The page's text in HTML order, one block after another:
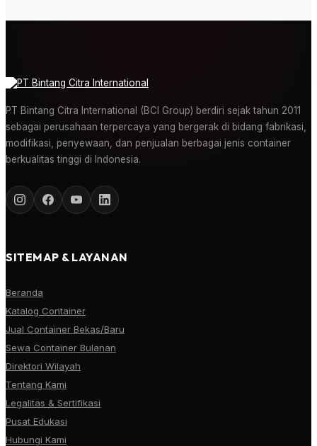
PT Bintang Citra International (BCI Group) berdiri sejak tahun 2011
sebagai perusahaan terpercaya yang bergerak di bidang fabrikasi,
modifikasi, penyewaan, dan penjualan berbagai jenis container
berkualitas tinggi di Indonesia.
SITEMAP & LAYANAN
Beranda
Katalog Container
Jual Container Bekas/Baru
Sewa Container Bulanan
Direktori Wilayah
Tentang Kami
Legalitas & Sertifikasi
Pusat Edukasi
Hubungi Kami